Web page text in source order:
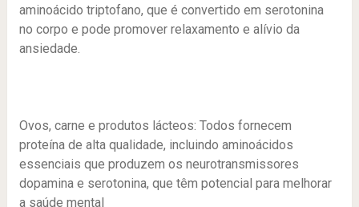
aminoácido triptofano, que é convertido em serotonina
no corpo e pode promover relaxamento e alívio da
ansiedade.
Ovos, carne e produtos lácteos: Todos fornecem
proteína de alta qualidade, incluindo aminoácidos
essenciais que produzem os neurotransmissores
dopamina e serotonina, que têm potencial para melhorar
a saúde mental